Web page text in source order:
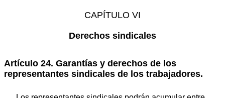
CAPÍTULO VI
Derechos sindicales
Artículo 24. Garantías y derechos de los
representantes sindicales de los trabajadores.